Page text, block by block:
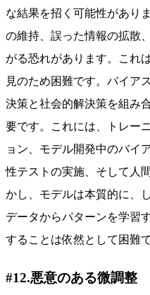
な結果を招く可能性があり
の維持、誤った情報の拡散
がる恐れがあります。これ
見のため困難です。バイア
決策と社会的解決策を組み
要です。これには、トレー
ョン、モデル開発中のバイ
性テストの実施、そして人
かし、モデルは本質的に、
データからパターンを学習
することは依然として困難で
#12.悪意のある微調整